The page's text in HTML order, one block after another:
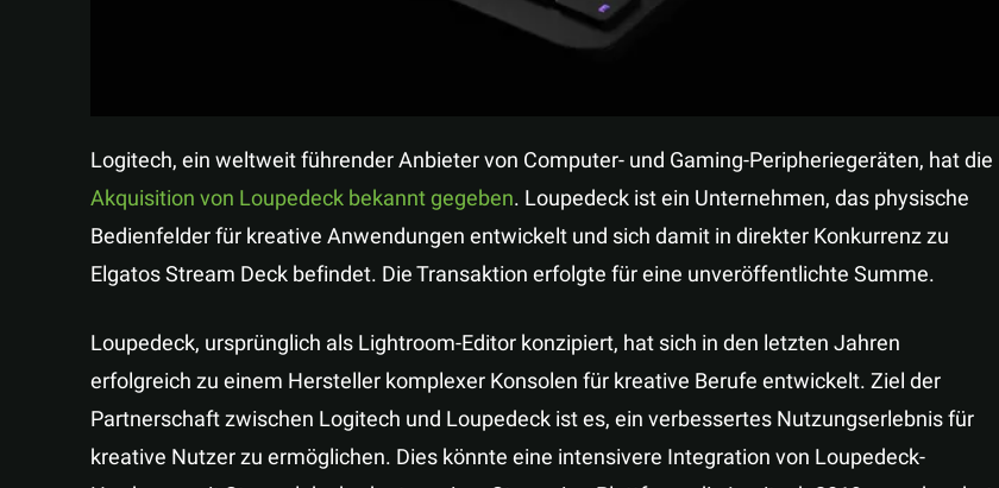
Logitech, ein weltweit führender Anbieter von Computer- und Gaming-Peripheriegeräten, hat die
Akquisition von Loupedeck bekannt gegeben. Loupedeck ist ein Unternehmen, das physische
Bedienfelder für kreative Anwendungen entwickelt und sich damit in direkter Konkurrenz zu
Elgatos Stream Deck befindet. Die Transaktion erfolgte für eine unveröffentlichte Summe.
Loupedeck, ursprünglich als Lightroom-Editor konzipiert, hat sich in den letzten Jahren
erfolgreich zu einem Hersteller komplexer Konsolen für kreative Berufe entwickelt. Ziel der
Partnerschaft zwischen Logitech und Loupedeck ist es, ein verbessertes Nutzungserlebnis für
kreative Nutzer zu ermöglichen. Dies könnte eine intensivere Integration von Loupedeck-